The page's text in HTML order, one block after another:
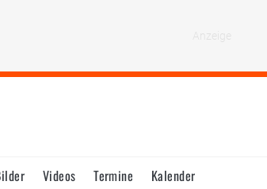
Videos Termine Kalender